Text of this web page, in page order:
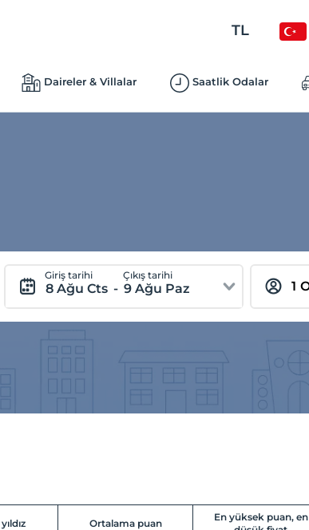
TL
Daireler & Villalar Saatlik Odalar
Giriş tarihi
8 Ağu Cts -
Çıkış tarihi
9 Ağu Paz
Ortalama puan
En yüksek puan, en